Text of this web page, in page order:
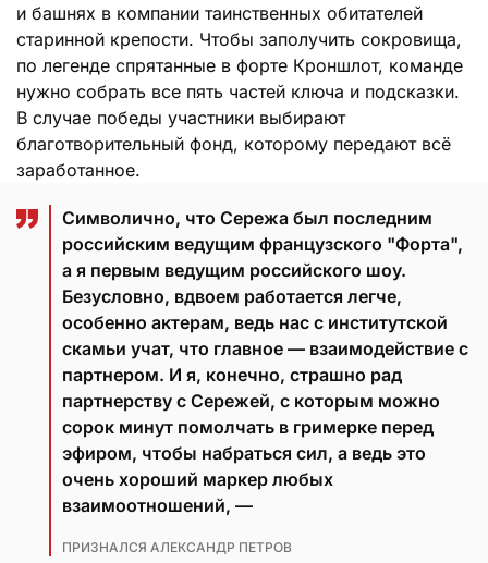
и башнях в компании таинственных обитателей
старинной крепости. Чтобы заполучить сокровища,
по легенде спрятанные в форте Кроншлот, команде
нужно собрать все пять частей ключа и подсказки.
В случае победы участники выбирают
благотворительный фонд, которому передают всё
заработанное.
Символично, что Сережа был последним
российским ведущим французского "Форта",
а я первым ведущим российского шоу.
Безусловно, вдвоем работается легче,
особенно актерам, ведь нас с институтской
скамьи учат, что главное — взаимодействие с
партнером. И я, конечно, страшно рад
партнерству с Сережей, с которым можно
сорок минут помолчать в гримерке перед
эфиром, чтобы набраться сил, а ведь это
очень хороший маркер любых
взаимоотношений, —
ПРИЗНАЛСЯ АЛЕКСАНДР ПЕТРОВ